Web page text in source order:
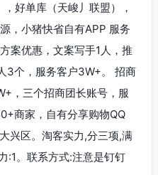
好单库（天峻丿联盟），
，小猪快省自有APP 服务
案优惠，文案写手1人，推
3个，服务客户3W+。 招商
，三个招商团长账号，服
商家，自有分享购物QQ
兴区。淘客实力,分三项,满
:1。联系方式:注意是钉钉